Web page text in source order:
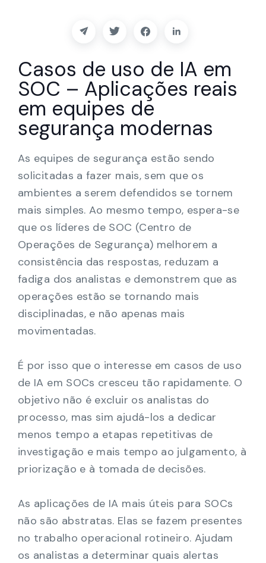
Casos de uso de IA em
SOC – Aplicações reais
em equipes de
segurança modernas
As equipes de segurança estão sendo
solicitadas a fazer mais, sem que os
ambientes a serem defendidos se tornem
mais simples. Ao mesmo tempo, espera-se
que os líderes de SOC (Centro de
Operações de Segurança) melhorem a
consistência das respostas, reduzam a
fadiga dos analistas e demonstrem que as
operações estão se tornando mais
disciplinadas, e não apenas mais
movimentadas.
É por isso que o interesse em casos de uso
de IA em SOCs cresceu tão rapidamente. O
objetivo não é excluir os analistas do
processo, mas sim ajudá-los a dedicar
menos tempo a etapas repetitivas de
investigação e mais tempo ao julgamento, à
priorização e à tomada de decisões.
As aplicações de IA mais úteis para SOCs
não são abstratas. Elas se fazem presentes
no trabalho operacional rotineiro. Ajudam
os analistas a determinar quais alertas